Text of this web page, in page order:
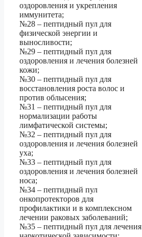
оздоровления и укрепления
иммунитета;
№28 – пептидный пул для
физической энергии и
выносливости;
№29 – пептидный пул для
оздоровления и лечения болезней
кожи;
№30 – пептидный пул для
восстановления роста волос и
против облысения;
№31 – пептидный пул для
нормализации работы
лимфатической системы;
№32 – пептидный пул для
оздоровления и лечения болезней
уха;
№33 – пептидный пул для
оздоровления и лечения болезней
носа;
№34 – пептидный пул
онкопротекторов для
профилактики и в комплексном
лечении раковых заболеваний;
№35 – пептидный пул для лечения